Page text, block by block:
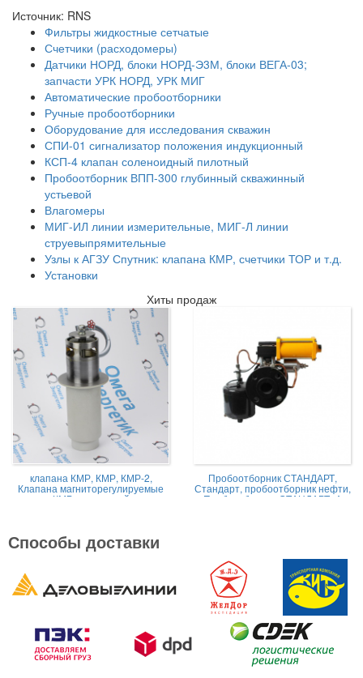
Источник: RNS
Фильтры жидкостные сетчатые
Счетчики (расходомеры)
Датчики НОРД, блоки НОРД-Э3М, блоки ВЕГА-03;
запчасти УРК НОРД, УРК МИГ
Автоматические пробоотборники
Ручные пробоотборники
Оборудование для исследования скважин
СПИ-01 сигнализатор положения индукционный
КСП-4 клапан соленоидный пилотный
Пробоотборник ВПП-300 глубинный скважинный
устьевой
Влагомеры
МИГ-ИЛ линии измерительные, МИГ-Л линии
струевыпрямительные
Узлы к АГЗУ Спутник: клапана КМР, счетчики ТОР и т.д.
Установки
Хиты продаж
клапана КМР, КМР, КМР-2,
Клапана магниторегулируемые
КМР жидкостной
Пробоотборник СТАНДАРТ,
Стандарт, пробоотборник нефти,
Пробоотборник СТАНДАРТ -А
Способы доставки